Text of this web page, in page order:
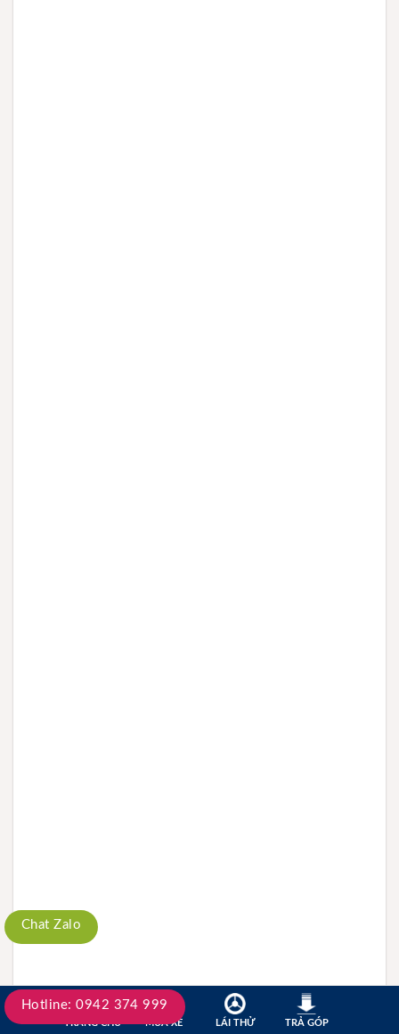
TRANG CHỦ MUA XE LÁI THỬ TRẢ GÓP
Chat Zalo
Hotline: 0942 374 999